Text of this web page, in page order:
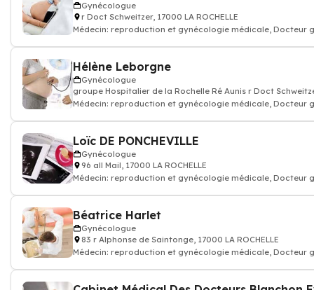
Gynécologue
r Doct Schweitzer, 17000 LA ROCHELLE
Médecin: reproduction et gynécologie médicale, Docteur
Hélène Leborgne
Gynécologue
groupe Hospitalier de la Rochelle Ré Aunis r Doct
Médecin: reproduction et gynécologie médicale, Docteur
Loïc DE PONCHEVILLE
Gynécologue
96 all Mail, 17000 LA ROCHELLE
Médecin: reproduction et gynécologie médicale, Docteur
Béatrice Harlet
Gynécologue
83 r Alphonse de Saintonge, 17000 LA ROCHELLE
Médecin: reproduction et gynécologie médicale, Docteur